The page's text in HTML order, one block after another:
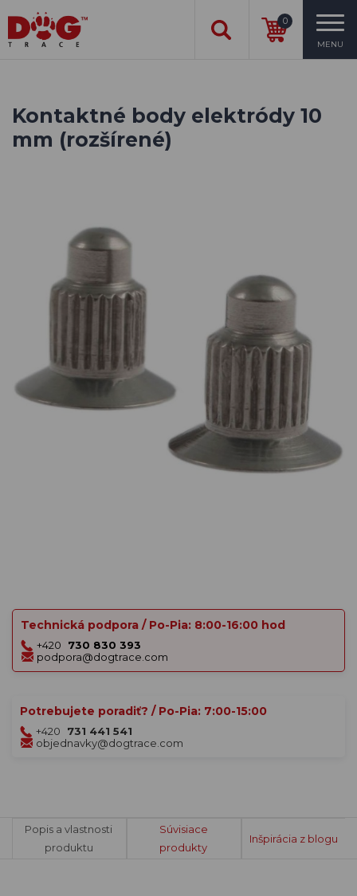
0
MENU
Kontaktné body elektródy 10
mm (rozšírené)
Technická podpora / Po-Pia: 8:00-16:00 hod
+420
730 830 393
podpora@dogtrace.com
Potrebujete poradiť? / Po-Pia: 7:00-15:00
+420
731 441 541
objednavky@dogtrace.com
Popis a vlastnosti
produktu
Súvisiace
produkty
Inšpirácia z blogu